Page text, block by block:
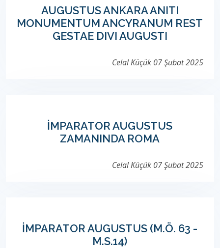
AUGUSTUS ANKARA ANITI
MONUMENTUM ANCYRANUM REST
GESTAE DIVI AUGUSTI
Celal Küçük 07 Şubat 2025
İMPARATOR AUGUSTUS
ZAMANINDA ROMA
Celal Küçük 07 Şubat 2025
İMPARATOR AUGUSTUS (M.Ö. 63 -
M.S.14)